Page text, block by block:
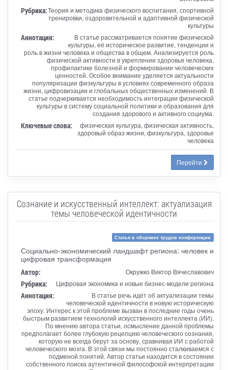
Рубрика:Теория и методика физического воспитания, спортивной
тренировки, оздоровительной и адаптивной физической
культуры
Аннотация:
В статье рассматривается понятие физической
культуры, её историческое развитие, тенденции и
роль в жизни человека и общества в общем. Анализируется роль
физической активности в укреплении здоровья человека,
профилактике болезней и формировании человеческих
ценностей. Особое внимание уделяется актуальности
популяризации физкультуры в условиях современного образа
жизни, цифровизации и глобальных общественных изменений. В
статье подчеркивается необходимость интеграции физической
культуры в систему социальной политики и образования для
создания здорового и активного социума.
Ключевые слова:
физическая культура, физическая активность,
здоровый образ жизни, физкультура, здоровье
человека
Перейти
Сознание и искусственный интеллект: актуализация
темы человеческой идентичности
Статья в сборнике трудов конференции
Социально-экономический ландшафт региона: человек и
цифровая трансформация
Автор: Окружко Виктор Вячеславович
Рубрика: Цифровая экономика и новые бизнес-модели региона
Аннотация:
В статье речь идёт об актуализации темы
человеческой идентичности в новую историческую
эпоху. Интерес к этой проблеме вызван в последние годы очень
быстрым развитием технологий искусственного интеллекта (ИИ).
По мнению автора статьи, осмысление данной проблемы
предполагает более глубокую рецепцию человеческого сознания,
которую не всегда берут за основу, сравнивая ИИ с работой
человеческого мозга. В этой связи мы постоянно сталкиваемся с
подменой понятий. Автор статьи находится в состоянии
собственного поиска аутентичной философской интерпретации